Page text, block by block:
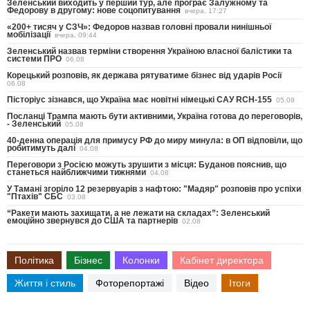
Зеленський виходить у перший тур, але програє Залужному та
Федорову в другому: нове соцопитування вчера, 17:27
«200+ тисяч у СЗЧ»: Федоров назвав головні провали нинішньої
мобілізації вчера, 09:44
Зеленський назвав терміни створення Україною власної балістики та
системи ПРО 06.08
Корецький розповів, як держава рятуватиме бізнес від ударів Росії
06.08
Пісторіус зізнався, що Україна має новітні німецькі САУ RCH-155 05.08
Посланці Трампа мають бути активними, Україна готова до переговорів,
- Зеленський 05.08
40-денна операція для примусу РФ до миру минула: в ОП відповіли, що
робитимуть далі 04.08
Переговори з Росією можуть зрушити з місця: Буданов пояснив, що
станеться найближчими тижнями 04.08
У Тамані згоріло 12 резервуарів з нафтою: "Мадяр" розповів про успіхи
"Птахів" СБС 03.08
“Ракети мають захищати, а не лежати на складах”: Зеленський
емоційно звернувся до США та партнерів 02.08
Політика Бізнес Колонки Кабінет директора
Життя і стиль Фоторепортажі Відео Ітоги